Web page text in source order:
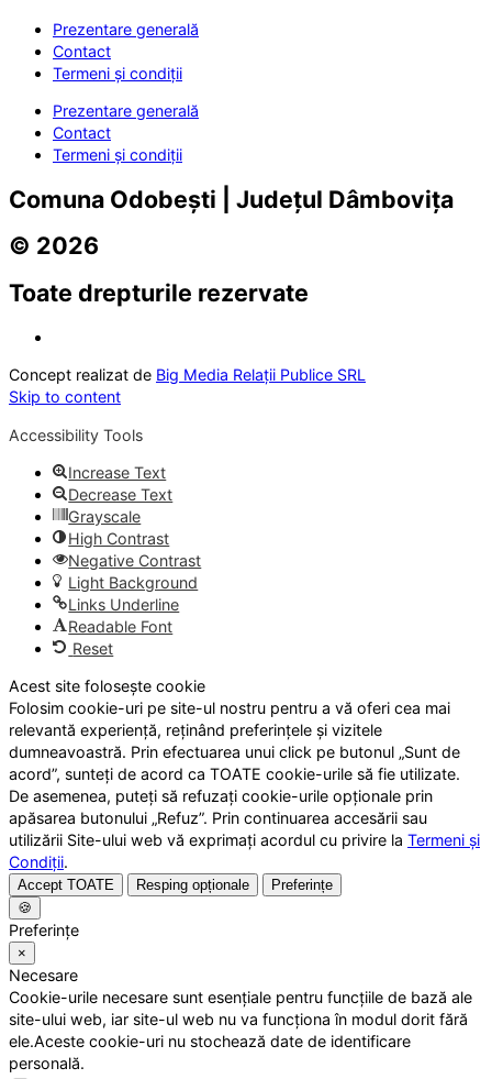
Prezentare generală
Contact
Termeni și condiții
Prezentare generală
Contact
Termeni și condiții
Comuna Odobești | Județul Dâmbovița
© 2026
Toate drepturile rezervate
Concept realizat de Big Media Relații Publice SRL
Skip to content
Accessibility Tools
Increase Text
Decrease Text
Grayscale
High Contrast
Negative Contrast
Light Background
Links Underline
Readable Font
Reset
Acest site folosește cookie
Folosim cookie-uri pe site-ul nostru pentru a vă oferi cea mai
relevantă experiență, reținând preferințele și vizitele
dumneavoastră. Prin efectuarea unui click pe butonul „Sunt de
acord”, sunteți de acord ca TOATE cookie-urile să fie utilizate.
De asemenea, puteți să refuzați cookie-urile opționale prin
apăsarea butonului „Refuz”. Prin continuarea accesării sau
utilizării Site-ului web vă exprimați acordul cu privire la Termeni și
Condiții.
Accept TOATE Resping opționale
Preferințe
🍪
Preferințe
×
Necesare
Cookie-urile necesare sunt esențiale pentru funcțiile de bază ale
site-ului web, iar site-ul web nu va funcționa în modul dorit fără
ele.Aceste cookie-uri nu stochează date de identificare
personală.